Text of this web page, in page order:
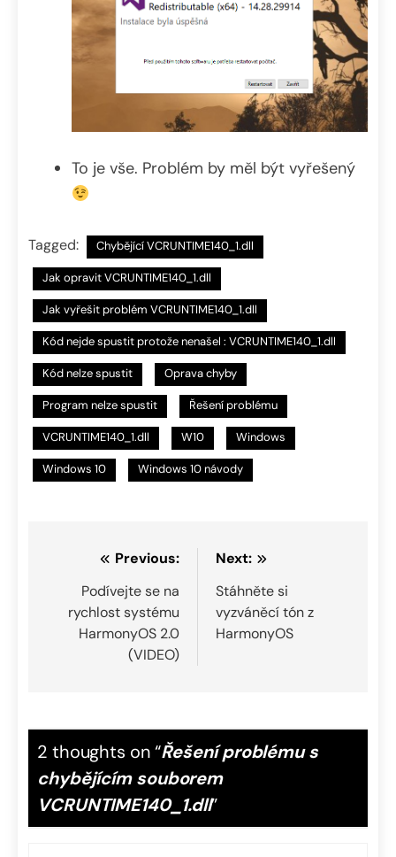
To je vše. Problém by měl být vyřešený
Tagged: Chybějící VCRUNTIME140_1.dll
Jak opravit VCRUNTIME140_1.dll
Jak vyřešit problém VCRUNTIME140_1.dll
Kód nejde spustit protože nenašel : VCRUNTIME140_1.dll
Kód nelze spustit Oprava chyby
Program nelze spustit Řešení problému
VCRUNTIME140_1.dll W10 Windows
Windows 10 Windows 10 návody
Navigace
příspěvek
Previous:
Podívejte se na
rychlost systému
HarmonyOS 2.0
(VIDEO)
Next:
Stáhněte si
vyzváněcí tón z
HarmonyOS
2 thoughts on “Řešení problému s
chybějícím souborem
VCRUNTIME140_1.dll”